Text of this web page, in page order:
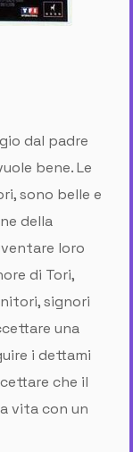
dal padre
bene. Le
sono belle e
della
loro
di Tori,
signori
una
i dettami
che il
vita con un